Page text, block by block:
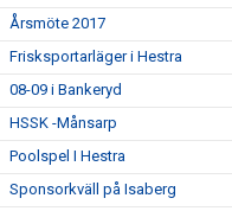
Årsmöte 2017
Frisksportarläger i Hestra
08-09 i Bankeryd
HSSK -Månsarp
Poolspel I Hestra
Sponsorkväll på Isaberg